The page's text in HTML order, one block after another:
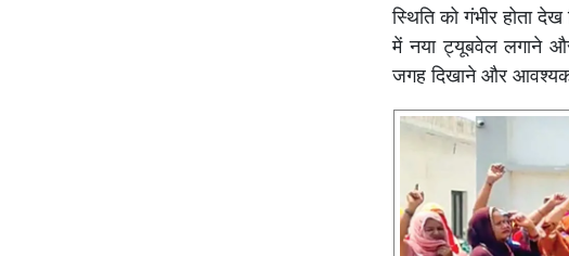
स्थिति को गंभीर होता
में नया ट्यूबवेल लगाने और
जगह दिखाने और आवश्यक